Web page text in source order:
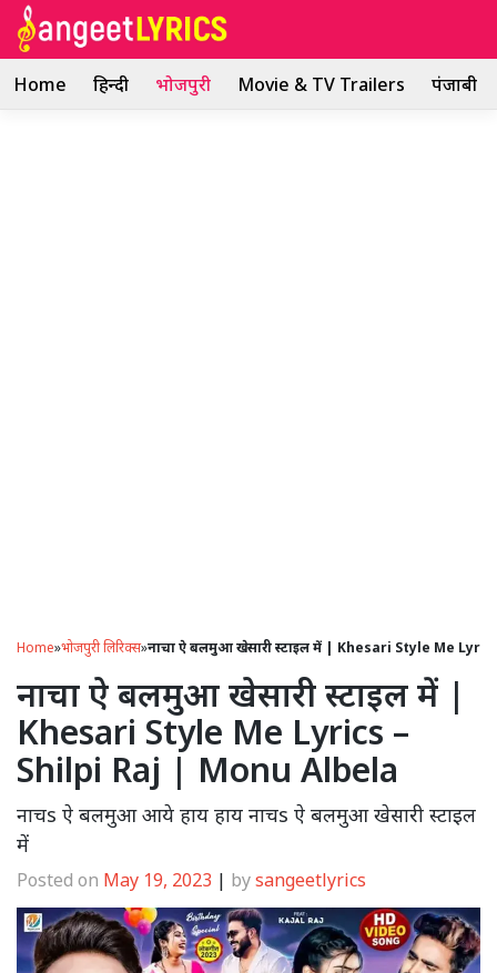
Skip
Home हिन्दी भोजपुरी Movie & TV Trailers पंजाबी
Home»भोजपुरी लिरिक्स»नाचा ऐ बलमुआ खेसारी स्टाइल में | Khesari Style Me
नाचा ऐ बलमुआ खेसारी स्टाइल में |
Khesari Style Me Lyrics –
Shilpi Raj | Monu Albela
नाचs ऐ बलमुआ आये हाय हाय नाचs ऐ बलमुआ खेसारी स्टाइल
में
Posted on May 19, 2023 | bysangeetlyrics